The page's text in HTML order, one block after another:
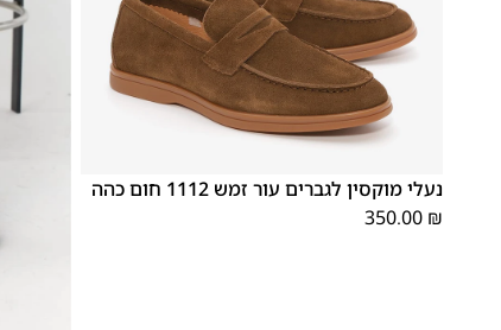
נעלי מוקסין לגברים עור זמש 1112 חום כהה
350.00 ₪